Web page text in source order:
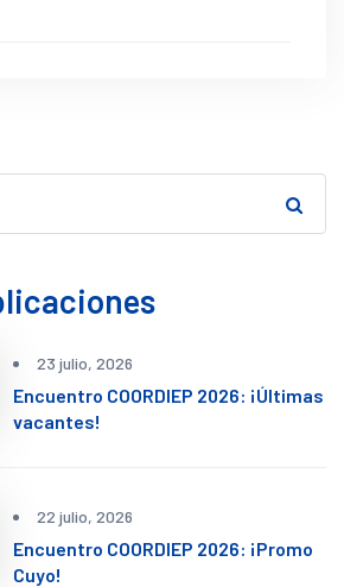
23 julio, 2026
Encuentro COORDIEP 2026: ¡Últimas
vacantes!
22 julio, 2026
Encuentro COORDIEP 2026: ¡Promo
Cuyo!